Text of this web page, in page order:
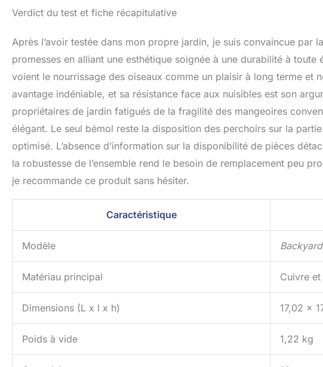
Verdict du test et fiche récapitulative
Après l’avoir testée dans mon propre jardin, je suis convaincue par
promesses en alliant une esthétique soignée à une durabilité à toute
voient le nourrissage des oiseaux comme un plaisir à long terme et
avantage indéniable, et sa résistance face aux nuisibles est son
propriétaires de jardin fatigués de la fragilité des mangeoires
élégant. Le seul bémol reste la disposition des perchoirs sur la
optimisé. L’absence d’information sur la disponibilité de pièces
la robustesse de l’ensemble rend le besoin de remplacement peu
je recommande ce produit sans hésiter.
Caractéristique
Modèle
Matériau principal Cuivre et
Dimensions (L x l x h) 17,02 x
Poids à vide 1,22 kg